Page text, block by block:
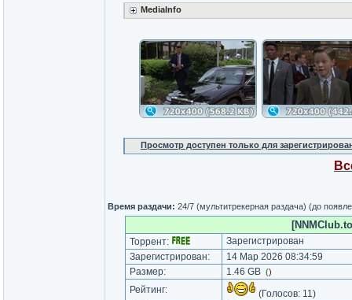
MediaInfo
Просмотр доступен только для
Время раздачи: 24/7 (мультитрекерная раздача) (до
Торрент:
Зарегистрирован
Зарегистрирован:
14 Мар 2026 08:34:59
Размер:
1.46 GB ()
Рейтинг: (Голосов: 11)